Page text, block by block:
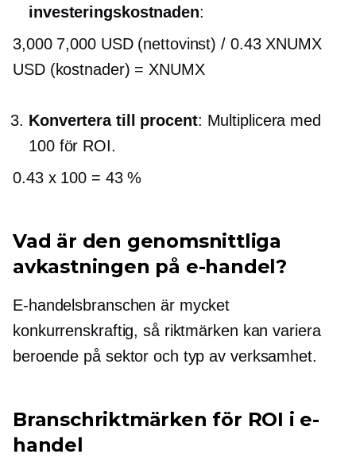
investeringskostnaden:
3,000 7,000 USD (nettovinst) / 0.43 XNUMX
USD (kostnader) = XNUMX
Konvertera till procent: Multiplicera med
100 för ROI.
0.43 x 100 = 43 %
Vad är den genomsnittliga
avkastningen på e-handel?
E-handelsbranschen är mycket
konkurrenskraftig, så riktmärken kan variera
beroende på sektor och typ av verksamhet.
Branschriktmärken för ROI i e-
handel